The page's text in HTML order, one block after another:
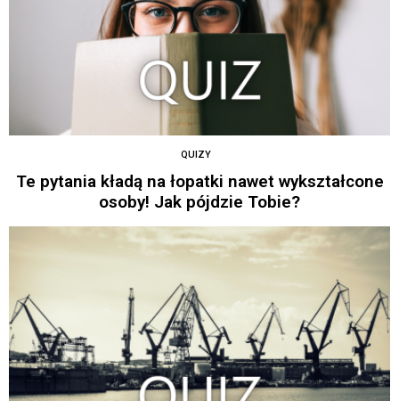
QUIZY
Te pytania kładą na łopatki nawet wykształcone
osoby! Jak pójdzie Tobie?